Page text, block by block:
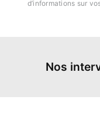
d’informations sur
Nos